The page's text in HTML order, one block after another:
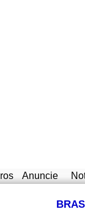
Anuncie